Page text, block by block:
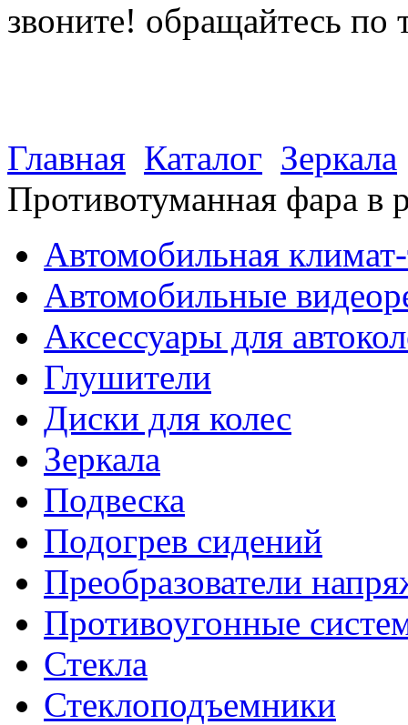
звоните! обращайтесь по
Главная Каталог Зеркала
Противотуманная фара в
Автомобильная
Автомобильные
Аксессуары для
Глушители
Диски для колес
Зеркала
Подвеска
Подогрев сидений
Преобразователи
Противоугонные
Стекла
Стеклоподъемники